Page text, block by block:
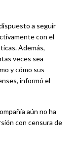
a seguir
con el
Además,
veces sea
y cómo sus
informó el
aún no ha
con censura de